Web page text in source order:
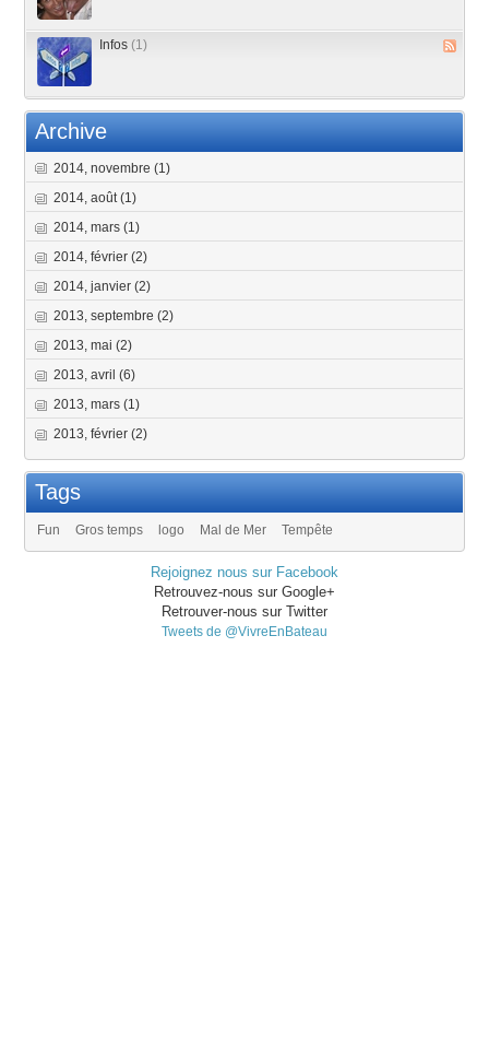
Infos (1)
Archive
2014, novembre(1)
2014, août(1)
2014, mars(1)
2014, février(2)
2014, janvier(2)
2013, septembre(2)
2013, mai(2)
2013, avril(6)
2013, mars(1)
2013, février(2)
Tags
Fun Gros temps logo Mal de Mer Tempête
Rejoignez nous sur Facebook
Retrouvez-nous sur Google+
Retrouver-nous sur Twitter
Tweets de @VivreEnBateau